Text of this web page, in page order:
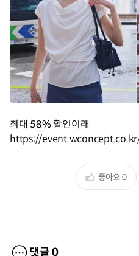
최대 58% 할인이래
https://
좋아요0
댓글0